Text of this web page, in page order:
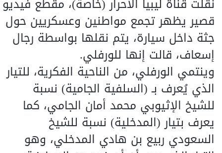
نقلت قناة ليبيا الأحرار (خاصة)، مقطع فيديو
قصير يظهر تجمع مواطنين وعسكريين حول
جثة داخل سيارة، يتم نقلها بواسطة رجال
إسعاف، قالت إنها للورفلي.
وينتمي الورفلي، من الناحية الفكرية، للتيار
الذي يُعرف بـ (السلفية الجامية) نسبة
للشيخ الإثيوبي محمد أمان الجامي، كما
يعرف بتيار (المدخلية) نسبة للشيخ
السعودي ربيع بن هادي المدخلي، وهو